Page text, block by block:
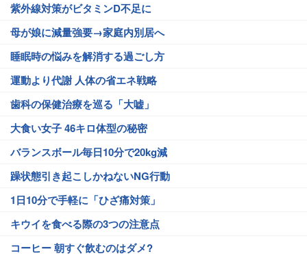
紫外線対策がビタミンD不足に
母が娘に減量強要→家庭内別居へ
睡眠時の悩みを解消する過ごし方
運動より代謝 人体の省エネ戦略
歯科の保健治療を巡る「大嘘」
大食い女子 46キロ体型の秘密
バランスボール毎日10分で20kg減
躁状態引き起こしかねないNG行動
1日10分で手軽に「ひざ痛対策」
キウイを食べる際の3つの注意点
コーヒー 朝すぐ飲むのはダメ?